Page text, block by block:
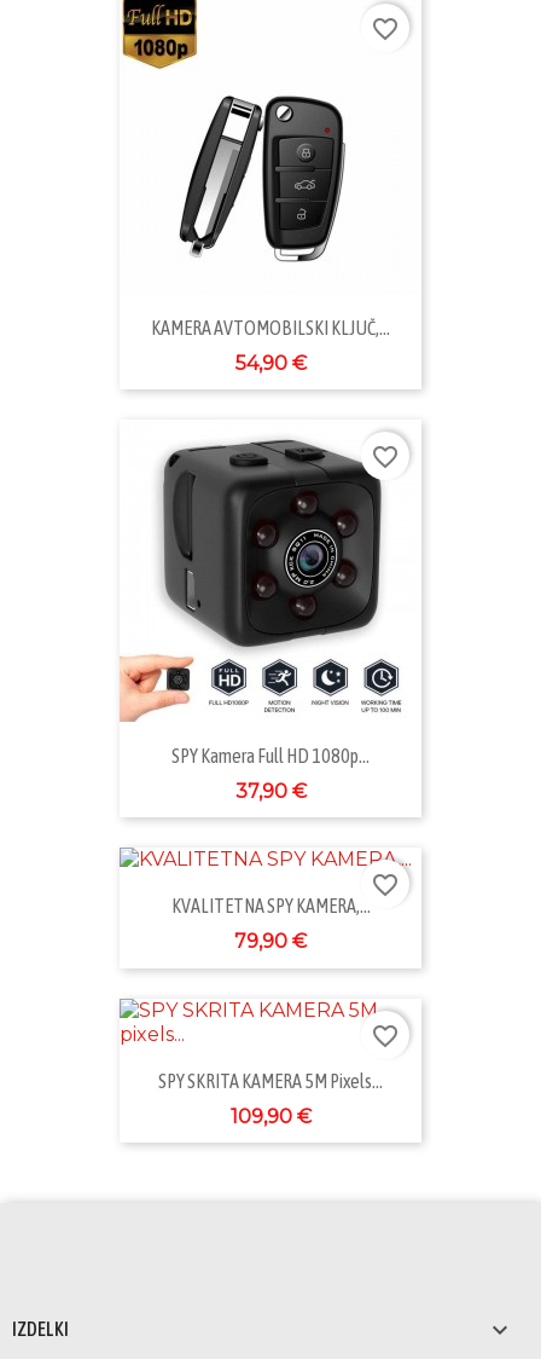
KAMERA AVTOMOBILSKI KLJUČ,...
54,90 €
favorite_border
SPY Kamera Full HD 1080p...
37,90 €
favorite_border
KVALITETNA SPY KAMERA,...
79,90 €
favorite_border
SPY SKRITA KAMERA 5M Pixels...
109,90 €
favorite_border
IZDELKI 